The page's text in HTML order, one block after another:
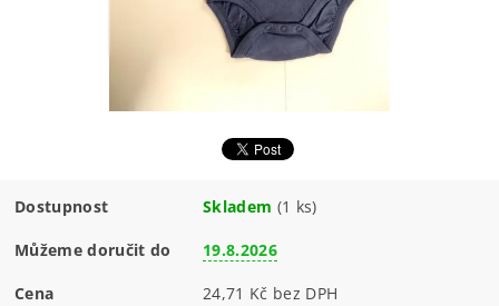
Dostupnost Skladem (1 ks)
Můžeme doručit do 19.8.2026
Cena 24,71 Kč bez DPH